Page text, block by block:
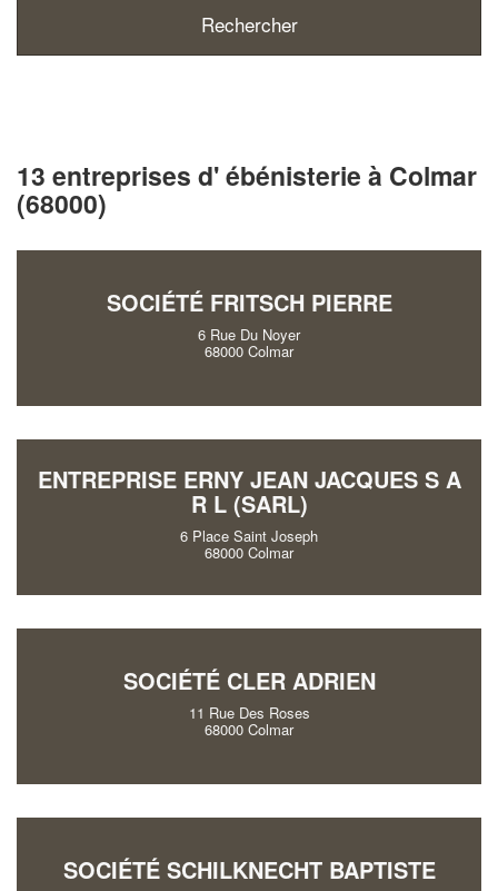
13 entreprises d' ébénisterie à Colmar
(68000)
SOCIÉTÉ FRITSCH PIERRE
6 Rue Du Noyer
68000 Colmar
ENTREPRISE ERNY JEAN JACQUES S A
R L (SARL)
6 Place Saint Joseph
68000 Colmar
SOCIÉTÉ CLER ADRIEN
11 Rue Des Roses
68000 Colmar
SOCIÉTÉ SCHILKNECHT BAPTISTE